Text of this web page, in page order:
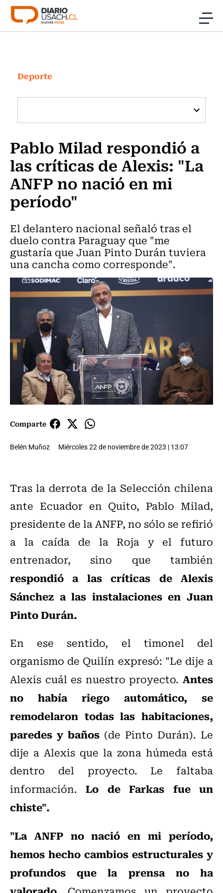
Click acá para ir directamente al contenido
Investigación
Cultura
Programas Radio y TV Usach
Deporte
Pablo Milad respondió a
las críticas de Alexis: "La
ANFP no nació en mi
período"
El delantero nacional señaló tras el
duelo contra Paraguay que "me
gustaría que Juan Pinto Durán tuviera
una cancha como corresponde".
Comparte
Belén Muñoz Miércoles 22 de noviembre de 2023 | 13:07
Tras la derrota de la Selección chilena
ante Ecuador en Quito, Pablo Milad,
presidente de la ANFP, no sólo se refirió
a la caída de la Roja y el futuro
entrenador, sino que también
respondió a las críticas de Alexis
Sánchez a las instalaciones en Juan
Pinto Durán.
En ese sentido, el timonel del
organismo de Quilín expresó: "Le dije a
Alexis cuál es nuestro proyecto. Antes
no había riego automático, se
remodelaron todas las habitaciones,
paredes y baños (de Pinto Durán). Le
dije a Alexis que la zona húmeda está
dentro del proyecto. Le faltaba
información.Lo de Farkas fue un
chiste".
"La ANFP no nació en mi período,
hemos hecho cambios estructurales y
profundos que la prensa no ha